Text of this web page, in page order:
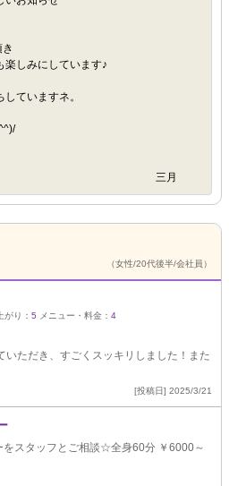
楽しみにしています♪
ていますネ。
月
（女性/20代後半/会社員）
がり： 5 メニュー・料金： 4
いただき、すごくスッキリしました！また
[投稿日] 2025/3/21
をスタッフとご相談☆全身60分 ￥6000～